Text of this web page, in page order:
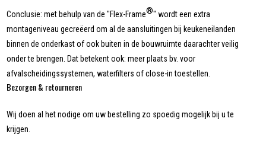
Conclusie: met behulp van de "Flex-Frame®" wordt een extra
montageniveau gecreëerd om al de aansluitingen bij keukeneilanden
binnen de onderkast of ook buiten in de bouwruimte daarachter veilig
onder te brengen. Dat betekent ook: meer plaats bv. voor
afvalscheidingssystemen, waterfilters of close-in toestellen.
Bezorgen & retourneren
Wij doen al het nodige om uw bestelling zo spoedig mogelijk bij u te
krijgen.